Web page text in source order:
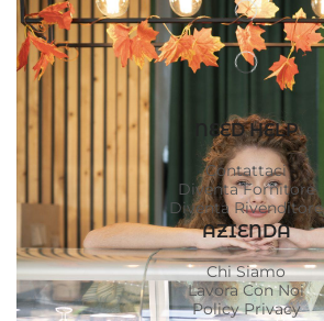
NEED HELP
Contattaci
Diventa Fornitore
Diventa Rivenditore
AZIENDA
Chi Siamo
Lavora Con Noi
Policy Privacy